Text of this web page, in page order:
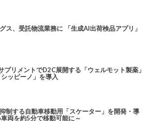
ス、受託物流業務に 「生成AI出荷検品アプリ」
プリメントでD2C展開する「ウェルモット製薬」
ッピーノ」を導入
制する自動車移動用「スケーター」を開発・導
両を約5分で移動可能に～